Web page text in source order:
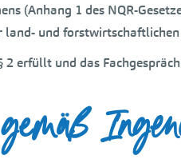
(Anhang 1 des NQR-
land- und
erfüllt und das